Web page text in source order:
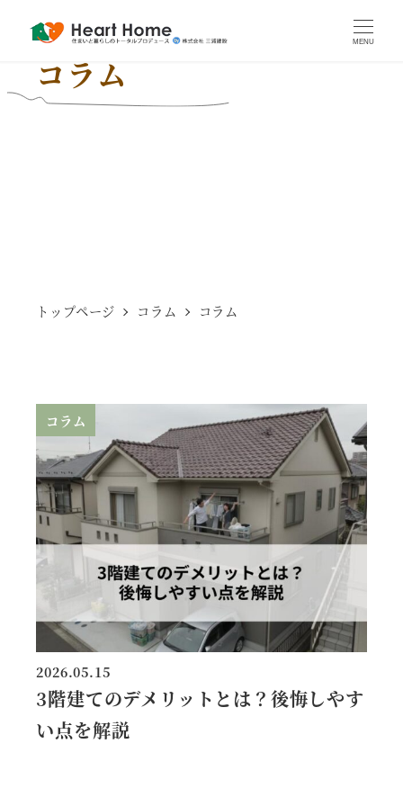
MENU
コラム
トップページ コラム コラム
コラム
3階建てのデメリットとは？後悔しやす
い点を解説
投稿日
2026.05.15